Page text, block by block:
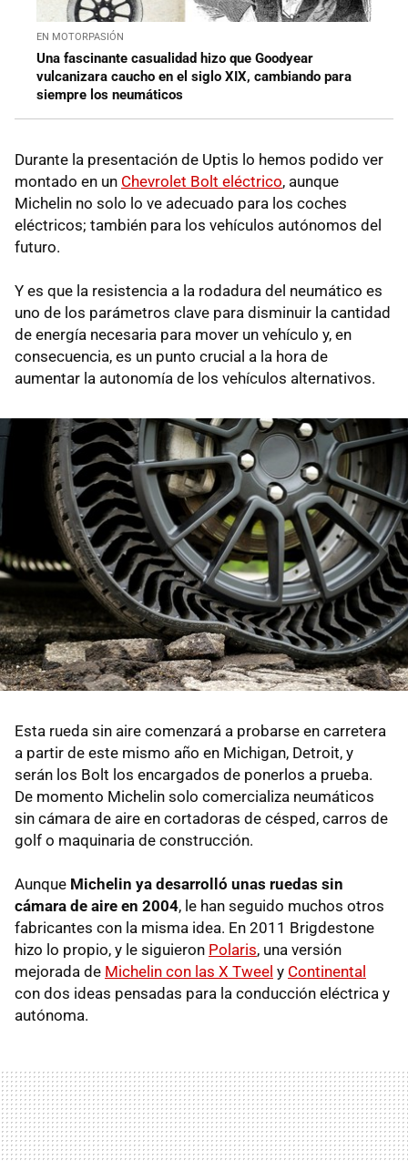
EN MOTORPASIÓN
Una fascinante casualidad hizo que Goodyear
vulcanizara caucho en el siglo XIX, cambiando para
siempre los neumáticos
Durante la presentación de Uptis lo hemos podido ver
montado en un Chevrolet Bolt eléctrico, aunque
Michelin no solo lo ve adecuado para los coches
eléctricos; también para los vehículos autónomos del
futuro.
Y es que la resistencia a la rodadura del neumático es
uno de los parámetros clave para disminuir la cantidad
de energía necesaria para mover un vehículo y, en
consecuencia, es un punto crucial a la hora de
aumentar la autonomía de los vehículos alternativos.
Esta rueda sin aire comenzará a probarse en carretera
a partir de este mismo año en Michigan, Detroit, y
serán los Bolt los encargados de ponerlos a prueba.
De momento Michelin solo comercializa neumáticos
sin cámara de aire en cortadoras de césped, carros de
golf o maquinaria de construcción.
Aunque Michelin ya desarrolló unas ruedas sin
cámara de aire en 2004, le han seguido muchos otros
fabricantes con la misma idea. En 2011 Brigdestone
hizo lo propio, y le siguieron Polaris, una versión
mejorada de Michelin con las X Tweel y Continental
con dos ideas pensadas para la conducción eléctrica y
autónoma.